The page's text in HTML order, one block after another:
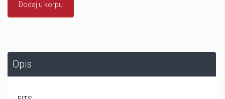
Dodaj u korpu
Opis